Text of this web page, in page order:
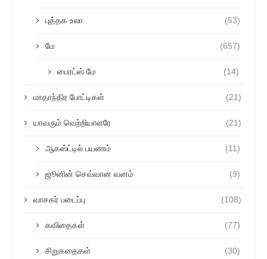
புத்தக உலா (53)
மே (657)
பைரட்ஸ் மே (14)
மாதாந்திர போட்டிகள் (21)
யாவரும் வெற்றியாளரே (21)
ஆகஸ்ட்டில் பயணம் (11)
ஜூனின் செவ்வான வனம் (9)
வாசகர் படைப்பு (108)
கவிதைகள் (77)
சிறுகதைகள் (30)